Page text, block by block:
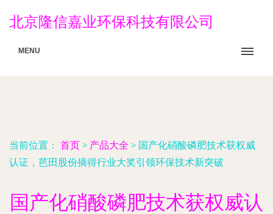
北京隆信嘉业环保科技有限公司
MENU
当前位置： 首页 > 产品大全 > 国产化硝酸磷肥技术获权威
认证，芭田股份摘得行业大奖引领环保技术新突破
国产化硝酸磷肥技术获权威认